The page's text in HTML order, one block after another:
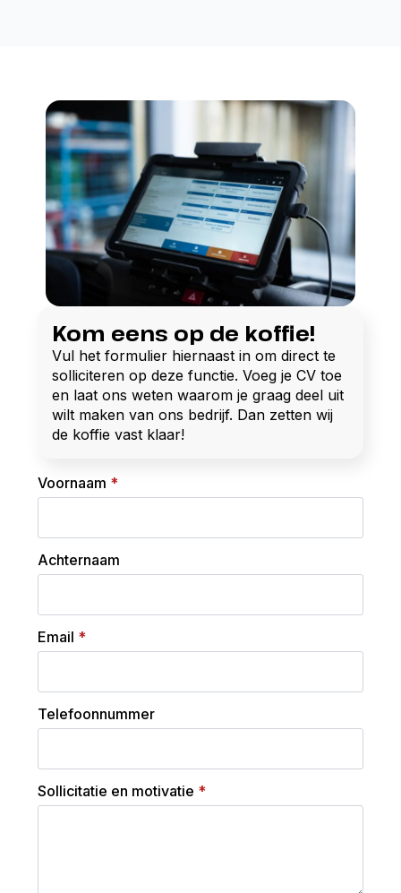
Kom eens op de koffie!
Vul het formulier hiernaast in om direct te
solliciteren op deze functie. Voeg je CV toe
en laat ons weten waarom je graag deel uit
wilt maken van ons bedrijf. Dan zetten wij
de koffie vast klaar!
Voornaam *
Achternaam
Email *
Telefoonnummer
Sollicitatie en motivatie *